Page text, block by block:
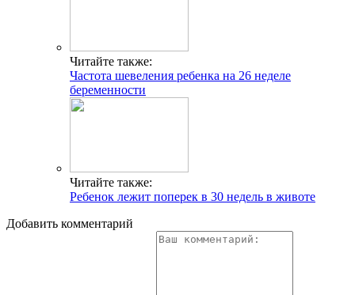
Читайте также:
Частота шевеления ребенка на 26 неделе
беременности
Читайте также:
Ребенок лежит поперек в 30 недель в животе
Добавить комментарий